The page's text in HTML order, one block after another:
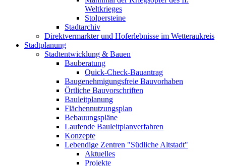
Weltkrieges
Stolpersteine
Stadtarchiv
Direktvermarkter und Hoferlebnisse im Wetteraukreis
Stadtplanung
Stadtentwicklung & Bauen
Bauberatung
Quick-Check-Bauantrag
Baugenehmigungsfreie Bauvorhaben
Örtliche Bauvorschriften
Bauleitplanung
Flächennutzungsplan
Bebauungspläne
Laufende Bauleitplanverfahren
Konzepte
Lebendige Zentren "Südliche Altstadt"
Aktuelles
Projekte